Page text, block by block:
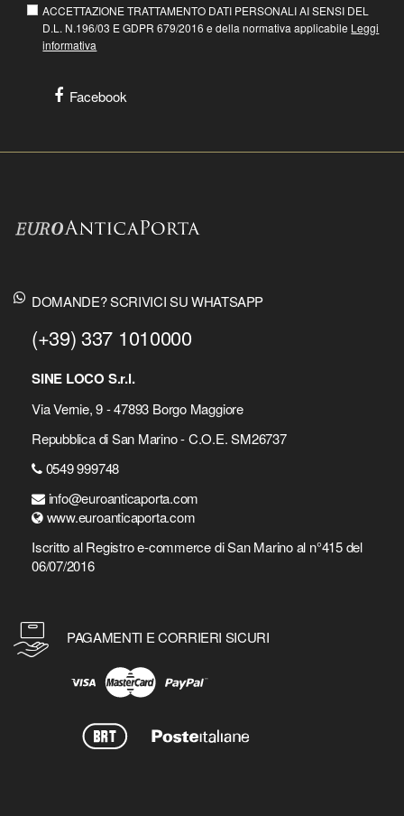
ACCETTAZIONE TRATTAMENTO DATI PERSONALI AI SENSI DEL
D.L. N.196/03 E GDPR 679/2016 e della normativa applicabile Leggi
informativa
Facebook
DOMANDE? SCRIVICI SU WHATSAPP
(+39) 337 1010000
SINE LOCO S.r.l.
Via Vernie, 9 - 47893 Borgo Maggiore
Repubblica di San Marino - C.O.E. SM26737
0549 999748
info@euroanticaporta.com
www.euroanticaporta.com
Iscritto al Registro e-commerce di San Marino al n°415 del
06/07/2016
PAGAMENTI E CORRIERI SICURI